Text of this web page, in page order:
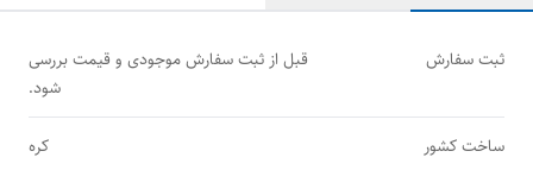
ثبت سفارش
قبل از ثبت سفارش موجودی و قیمت بررسی
شود.
ساخت کشور کره